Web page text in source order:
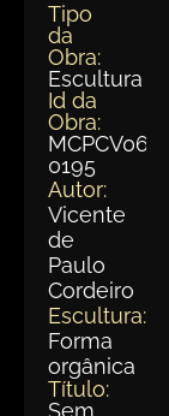
Tipo
da
Obra:
Escultura
Id da
Obra:
MCPCV066-
0195
Autor:
Vicente
de
Paulo
Cordeiro
Escultura:
Forma
orgânica
Título:
Sem